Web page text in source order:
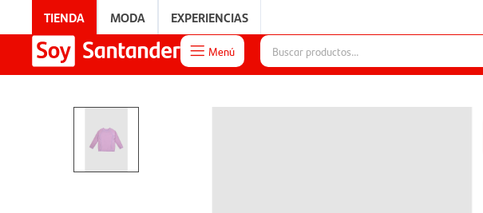
TIENDA MODA EXPERIENCIAS
 Menú